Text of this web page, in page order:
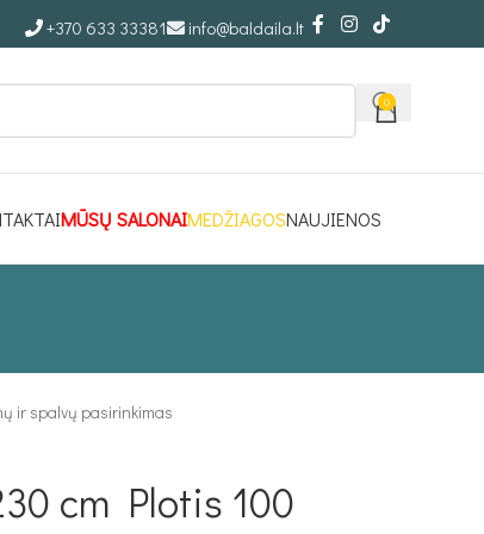
+370 633 33381 info@baldaila.lt
0
MŪSŲ SALONAIMEDŽIAGOSNAUJIENOS
ir spalvų pasirinkimas
cm Plotis 100